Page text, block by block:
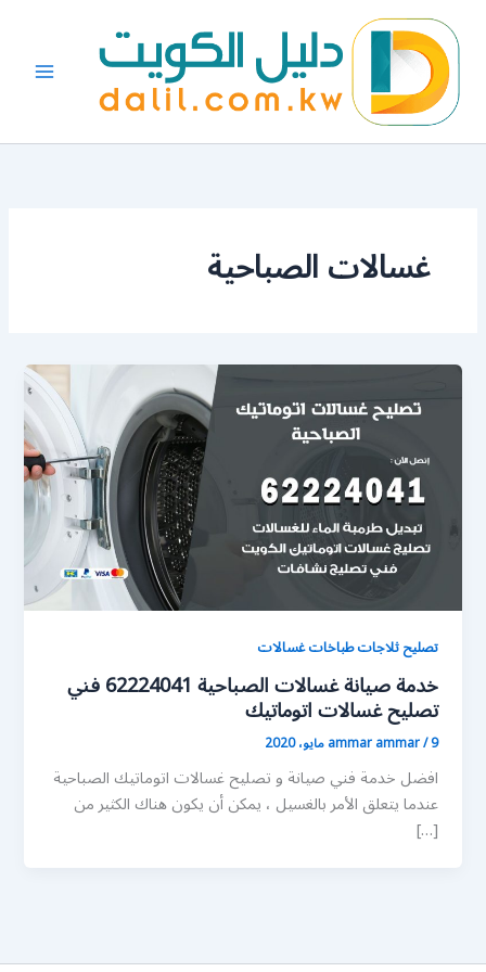
المحتوى
غسالات الصباحية
تصليح ثلاجات طباخات غسالات
خدمة صيانة غسالات الصباحية 62224041 فني
تصليح غسالات اتوماتيك
ammar ammar/9 مايو، 2020
افضل خدمة فني صيانة و تصليح غسالات اتوماتيك الصباحية
عندما يتعلق الأمر بالغسيل ، يمكن أن يكون هناك الكثير من
[…]